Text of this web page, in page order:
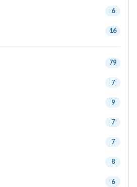
6
16
79
7
9
7
7
8
6